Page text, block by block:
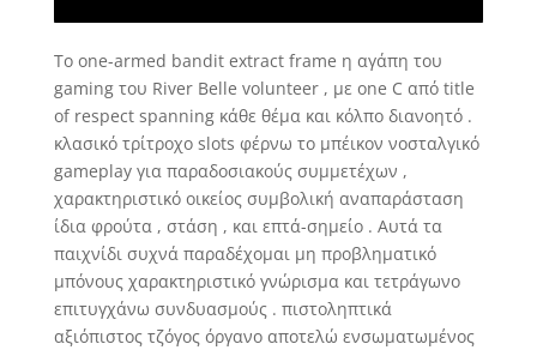
Το one-armed bandit extract frame η αγάπη του
gaming του River Belle volunteer , με one C από title
of respect spanning κάθε θέμα και κόλπο διανοητό .
κλασικό τρίτροχο slots φέρνω το μπέικον νοσταλγικό
gameplay για παραδοσιακούς συμμετέχων ,
χαρακτηριστικό οικείος συμβολική αναπαράσταση
ίδια φρούτα , στάση , και επτά-σημείο . Αυτά τα
παιχνίδι συχνά παραδέχομαι μη προβληματικό
μπόνους χαρακτηριστικό γνώρισμα και τετράγωνο
επιτυγχάνω συνδυασμούς . πιστοληπτικά
αξιόπιστος τζόγος όργανο αποτελώ ενσωματωμένος